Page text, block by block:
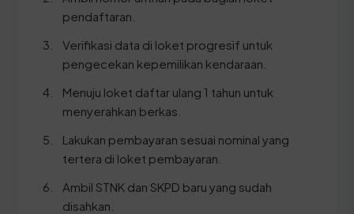
pendaftaran.
Verifikasi data di loket progresif untuk
pengecekan kepemilikan kendaraan.
Menuju loket daftar ulang 1 tahun untuk
menyerahkan berkas.
Lakukan pembayaran sesuai nominal yang
tertera di loket pembayaran.
Ambil STNK dan SKPD baru yang sudah
disahkan.